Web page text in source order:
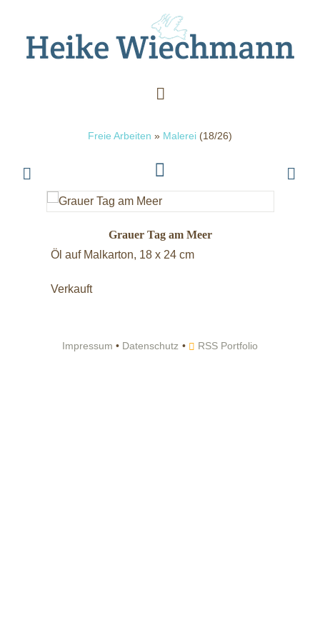
Freie Arbeiten » Malerei (18/26)
Grauer Tag am Meer
Öl auf Malkarton, 18 x 24 cm
Verkauft
Impressum • Datenschutz RSS Portfolio